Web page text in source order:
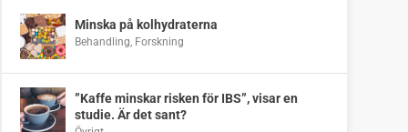
Minska på kolhydraterna
Behandling, Forskning
”Kaffe minskar risken för IBS”, visar en
studie. Är det sant?